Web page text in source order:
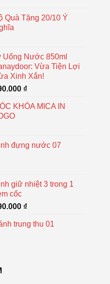
Quà Tặng 20/10 Ý
Uống Nước 850ml
Vừa Tiện Lợi
Xinh Xắn!
₫
KHÓA MICA IN
đựng nước 07
giữ nhiệt 3 trong 1
cốc
₫
trung thu 01